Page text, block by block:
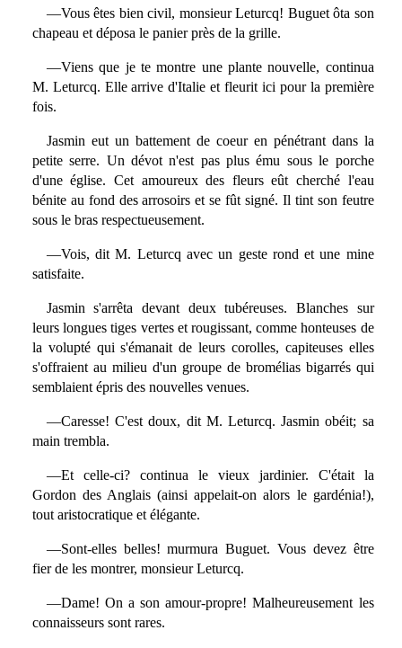
—Vous êtes bien civil, monsieur Leturcq! Buguet ôta son
chapeau et déposa le panier près de la grille.
—Viens que je te montre une plante nouvelle, continua
M. Leturcq. Elle arrive d'Italie et fleurit ici pour la première
fois.
Jasmin eut un battement de coeur en pénétrant dans la
petite serre. Un dévot n'est pas plus ému sous le porche
d'une église. Cet amoureux des fleurs eût cherché l'eau
bénite au fond des arrosoirs et se fût signé. Il tint son feutre
sous le bras respectueusement.
—Vois, dit M. Leturcq avec un geste rond et une mine
satisfaite.
Jasmin s'arrêta devant deux tubéreuses. Blanches sur
leurs longues tiges vertes et rougissant, comme honteuses de
la volupté qui s'émanait de leurs corolles, capiteuses elles
s'offraient au milieu d'un groupe de bromélias bigarrés qui
semblaient épris des nouvelles venues.
—Caresse! C'est doux, dit M. Leturcq. Jasmin obéit; sa
main trembla.
—Et celle-ci? continua le vieux jardinier. C'était la
Gordon des Anglais (ainsi appelait-on alors le gardénia!),
tout aristocratique et élégante.
—Sont-elles belles! murmura Buguet. Vous devez être
fier de les montrer, monsieur Leturcq.
—Dame! On a son amour-propre! Malheureusement les
connaisseurs sont rares.